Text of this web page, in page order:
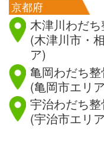
京都府
木津川わだ
(木津川市・
ア)
亀岡わだち
(亀岡市エリ
宇治わだち
(宇治市エリ